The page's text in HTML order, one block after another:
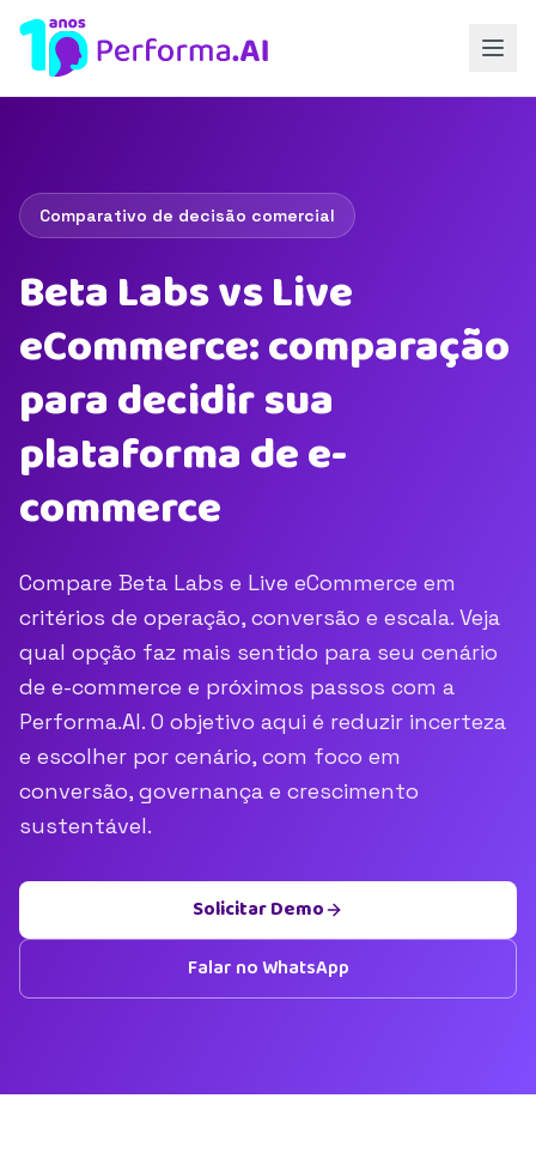
Comparativo de decisão comercial
Beta Labs vs Live
eCommerce: comparação
para decidir sua
plataforma de e-
commerce
Compare Beta Labs e Live eCommerce em
critérios de operação, conversão e escala. Veja
qual opção faz mais sentido para seu cenário
de e-commerce e próximos passos com a
Performa.AI. O objetivo aqui é reduzir incerteza
e escolher por cenário, com foco em
conversão, governança e crescimento
sustentável.
Solicitar Demo
Falar no WhatsApp